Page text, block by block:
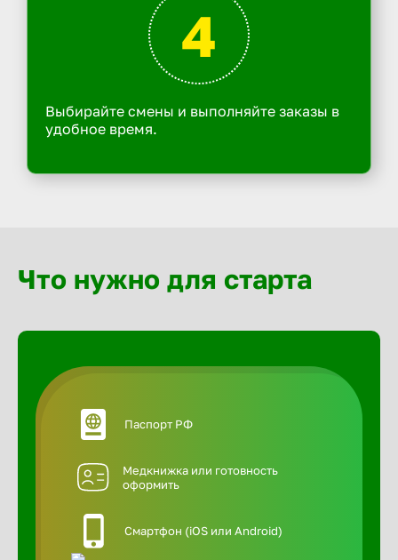
4
Выбирайте смены и выполняйте заказы в
удобное время.
Что нужно для старта
Паспорт РФ
Медкнижка или готовность
оформить
Смартфон (iOS или Android)